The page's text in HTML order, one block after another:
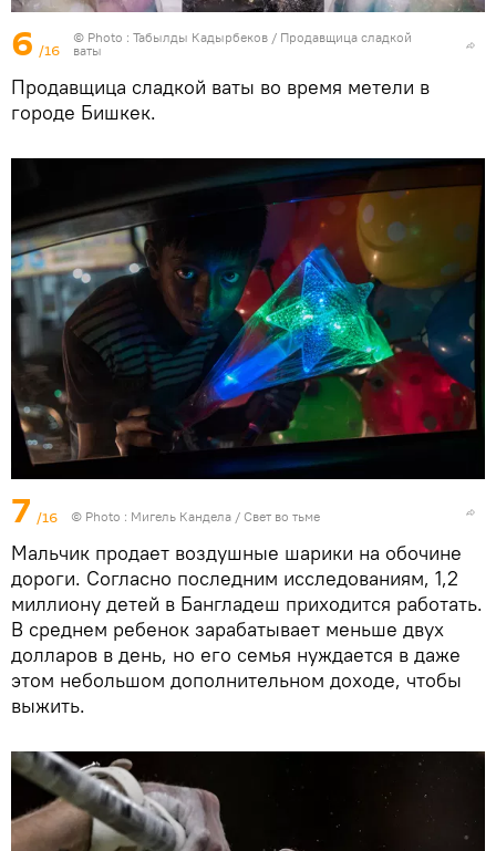
6 /16
© Photo : Табылды Кадырбеков / Продавщица сладкой
ваты
Продавщица сладкой ваты во время метели в
городе Бишкек.
7 /16 © Photo : Мигель Кандела / Свет во тьме
Мальчик продает воздушные шарики на обочине
дороги. Согласно последним исследованиям, 1,2
миллиону детей в Бангладеш приходится работать.
В среднем ребенок зарабатывает меньше двух
долларов в день, но его семья нуждается в даже
этом небольшом дополнительном доходе, чтобы
выжить.